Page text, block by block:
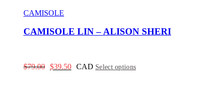
CAMISOLE
CAMISOLE LIN – ALISON SHERI
$79.00 Original
$39.50 Current
CAD Select options